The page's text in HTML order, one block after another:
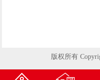
版权所有